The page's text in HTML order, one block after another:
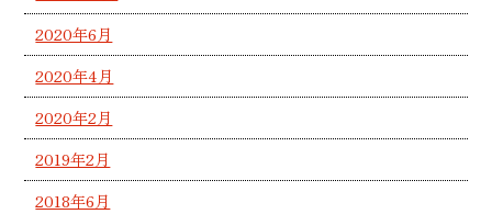
2020年6月
2020年4月
2020年2月
2019年2月
2018年6月